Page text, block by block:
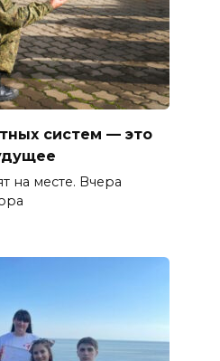
систем — это
на месте. Вчера